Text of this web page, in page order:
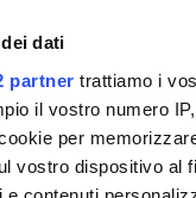
dati
partner trattiamo i
il vostro numero
per
vostro dispositivo al
per installazione
adatta alle tue